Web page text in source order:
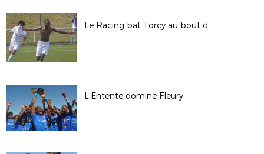
Le Racing bat Torcy au bout du suspense
L’Entente domine Fleury